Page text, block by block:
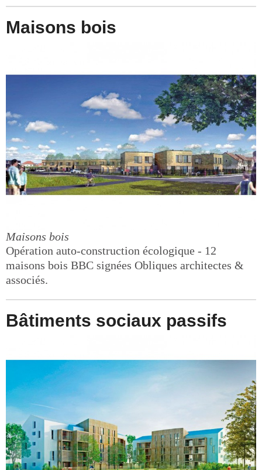
Maisons bois
Maisons bois
Opération auto-construction écologique - 12
maisons bois BBC signées Obliques architectes &
associés.
Bâtiments sociaux passifs